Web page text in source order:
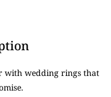
with wedding rings that